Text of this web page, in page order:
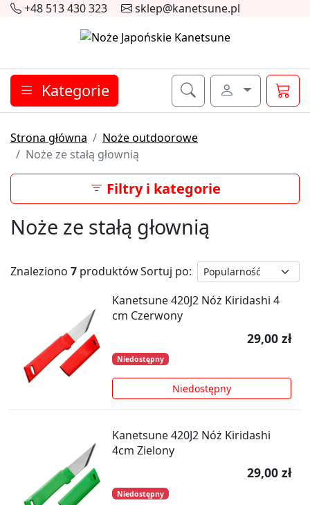
+48 513 430 323 sklep@kanetsune.pl
Kategorie
Strona główna
Noże outdoorowe
Noże ze stałą głownią
Filtry i kategorie
Noże ze stałą głownią
Znaleziono 7 produktówSortuj po:
Kanetsune 420J2 Nóż Kiridashi 4
cm Czerwony
29,00 zł
Niedostępny
Niedostępny
Kanetsune 420J2 Nóż Kiridashi
4cm Zielony
29,00 zł
Niedostępny